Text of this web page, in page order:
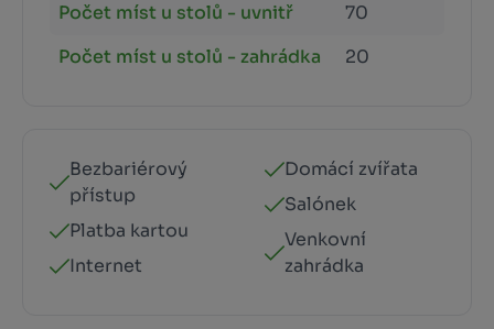
Počet míst u stolů - uvnitř
70
Počet míst u stolů - zahrádka
20
Bezbariérový
přístup
Platba kartou
Internet
Domácí zvířata
Salónek
Venkovní
zahrádka